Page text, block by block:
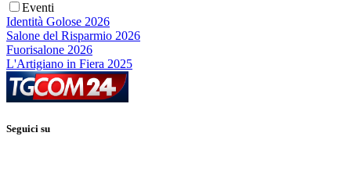
Eventi
Identità Golose 2026
Salone del Risparmio 2026
Fuorisalone 2026
L'Artigiano in Fiera 2025
Seguici su